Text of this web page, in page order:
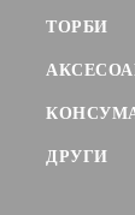
ТОРБИ
ДРУГИ